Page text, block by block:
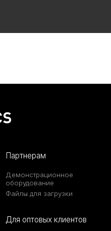
Партнерам
Демонстрационное
оборудование
Файлы для загрузки
Для оптовых клиентов